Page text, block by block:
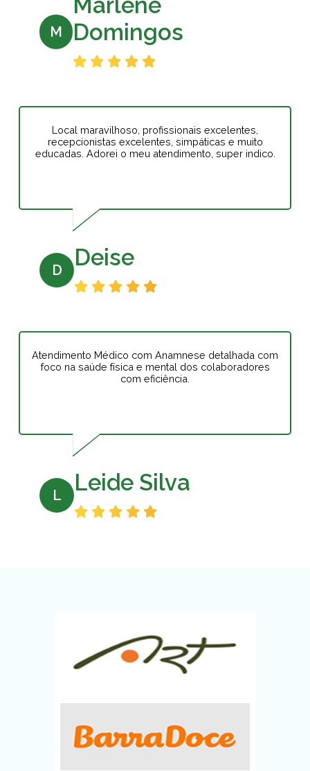
M
Marlene
Domingos
Local maravilhoso, profissionais excelentes,
recepcionistas excelentes, simpáticas e muito
educadas. Adorei o meu atendimento, super indico.
D Deise
Atendimento Médico com Anamnese detalhada com
foco na saúde física e mental dos colaboradores
com eficiência.
L Leide Silva